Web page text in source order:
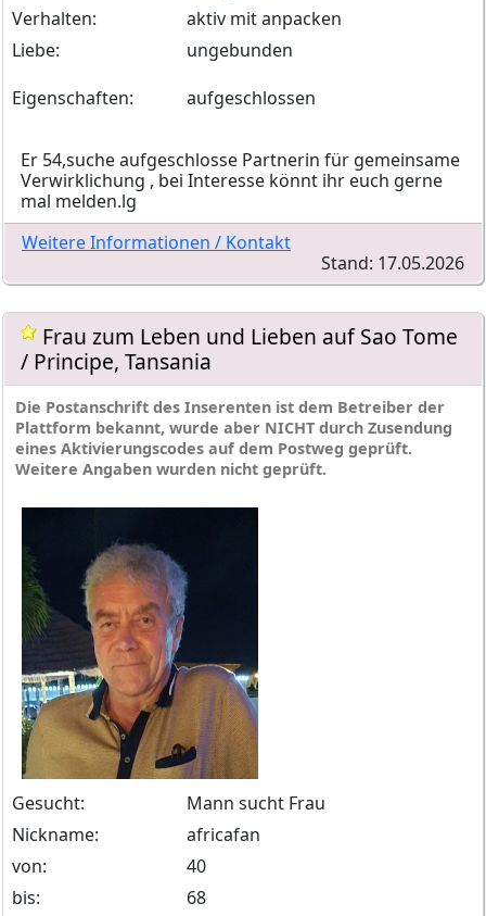
Verhalten:
aktiv mit anpacken
Liebe:
ungebunden
Eigenschaften:
aufgeschlossen
Er 54,suche aufgeschlosse Partnerin für gemeinsame
Verwirklichung , bei Interesse könnt ihr euch gerne
mal melden.lg
Weitere Informationen / Kontakt
Stand: 17.05.2026
Frau zum Leben und Lieben auf Sao Tome
/ Principe, Tansania
Die Postanschrift des Inserenten ist dem Betreiber der
Plattform bekannt, wurde aber NICHT durch Zusendung
eines Aktivierungscodes auf dem Postweg geprüft.
Weitere Angaben wurden nicht geprüft.
Gesucht:
Mann sucht Frau
Nickname:
africafan
von:
40
bis:
68